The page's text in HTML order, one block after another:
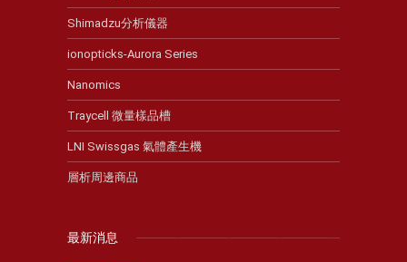
Shimadzu分析儀器
ionopticks-Aurora Series
Nanomics
Traycell 微量樣品槽
LNI Swissgas 氣體產生機
層析周邊商品
最新消息